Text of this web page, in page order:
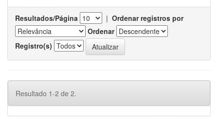
Resultados/Página | Ordenar registros por
Ordenar
Registro(s)
Resultado 1-2 de 2.